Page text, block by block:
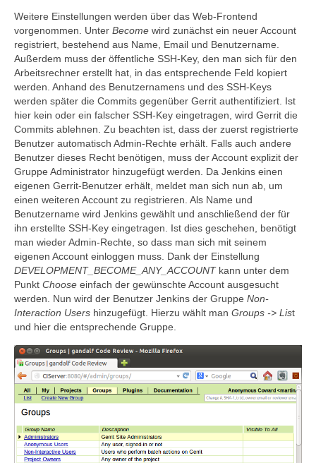
Weitere Einstellungen werden über das Web-Frontend
vorgenommen. Unter Become wird zunächst ein neuer Account
registriert, bestehend aus Name, Email und Benutzername.
Außerdem muss der öffentliche SSH-Key, den man sich für den
Arbeitsrechner erstellt hat, in das entsprechende Feld kopiert
werden. Anhand des Benutzernamens und des SSH-Keys
werden später die Commits gegenüber Gerrit authentifiziert. Ist
hier kein oder ein falscher SSH-Key eingetragen, wird Gerrit die
Commits ablehnen. Zu beachten ist, dass der zuerst registrierte
Benutzer automatisch Admin-Rechte erhält. Falls auch andere
Benutzer dieses Recht benötigen, muss der Account explizit der
Gruppe Administrator hinzugefügt werden. Da Jenkins einen
eigenen Gerrit-Benutzer erhält, meldet man sich nun ab, um
einen weiteren Account zu registrieren. Als Name und
Benutzername wird Jenkins gewählt und anschließend der für
ihn erstellte SSH-Key eingetragen. Ist dies geschehen, benötigt
man wieder Admin-Rechte, so dass man sich mit seinem
eigenen Account einloggen muss. Dank der Einstellung
DEVELOPMENT_BECOME_ANY_ACCOUNTkann unter dem
Punkt Choose einfach der gewünschte Account ausgesucht
werden. Nun wird der Benutzer Jenkins der Gruppe Non-
Interaction Users hinzugefügt. Hierzu wählt man Groups -> List
und hier die entsprechende Gruppe.